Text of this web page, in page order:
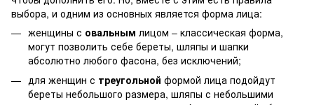
выбора, и одним из основных является форма лица:
женщины с овальным лицом – классическая форма,
могут позволить себе береты, шляпы и шапки
абсолютно любого фасона, без исключений;
для женщин с треугольной формой лица подойдут
береты небольшого размера, шляпы с небольшими